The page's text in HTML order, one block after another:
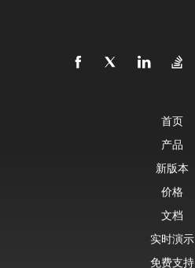
首页
产品
新版本
价格
文档
实时演示
免费支持